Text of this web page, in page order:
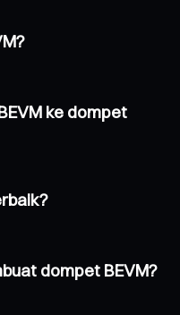
ke dompet
dompet BEVM?